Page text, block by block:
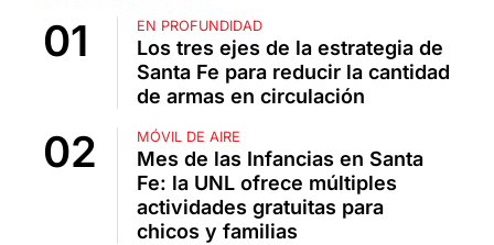
EN PROFUNDIDAD
Los tres ejes de la estrategia de
Santa Fe para reducir la cantidad
de armas en circulación
MÓVIL DE AIRE
Mes de las Infancias en Santa
Fe: la UNL ofrece múltiples
actividades gratuitas para
chicos y familias